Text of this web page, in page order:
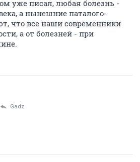
уже писал, любая болезнь -
а нынешние паталого-
что все наши современники
а от болезней - при
Gadz